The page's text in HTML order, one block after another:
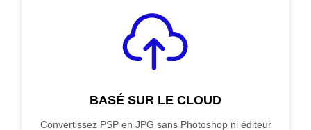
BASÉ SUR LE CLOUD
Convertissez PSP en JPG sans Photoshop ni éditeur